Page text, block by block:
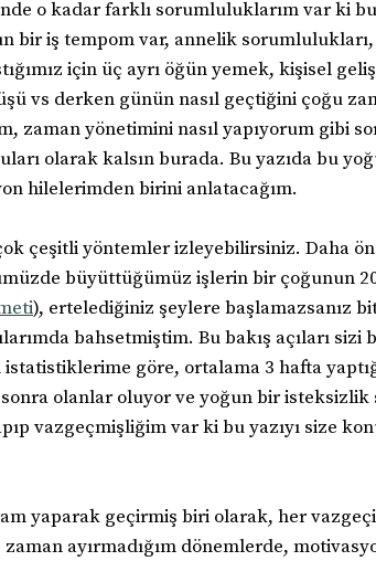
o kadar farklı sorumluluklarım var ki
bir iş tempom var, annelik
için üç ayrı öğün yemek, kişisel
vs derken günün nasıl geçtiğini çoğu
zaman yönetimini nasıl yapıyorum gibi
olarak kalsın burada. Bu yazıda bu
hilelerimden birini anlatacağım.
çeşitli yöntemler izleyebilirsiniz. Daha
büyüttüğümüz işlerin bir çoğunun
), ertelediğiniz şeylere başlamazsanız
bahsetmiştim. Bu bakış açıları
göre, ortalama 3 hafta
olanlar oluyor ve yoğun bir isteksizlik
vazgeçmişliğim var ki bu yazıyı size
yaparak geçirmiş biri olarak, her
zaman ayırmadığım dönemlerde,